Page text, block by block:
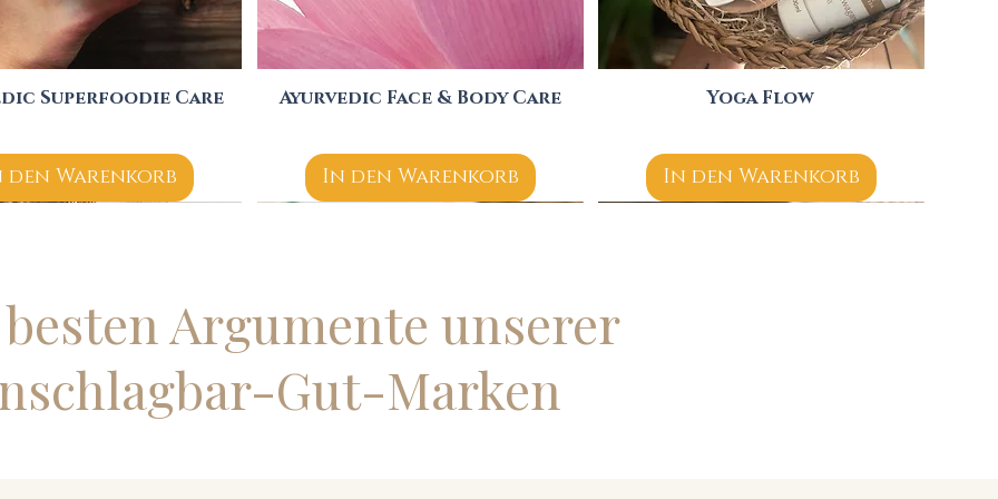
Schnellansicht
Superfoodie Care
den Warenkorb
Schnellansicht
Ayurvedic Face & Body Care
In den Warenkorb
Schnellansicht
Yoga Flow
In den Warenkorb
Argumente unserer
Gut-Marken